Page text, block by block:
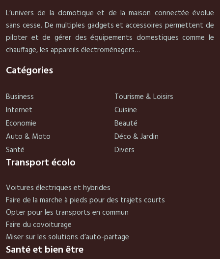
L’univers de la domotique et de la maison connectée évolue
sans cesse. De multiples gadgets et accessoires permettent de
piloter et de gérer des équipements domestiques comme le
chauffage, les appareils électroménagers…
Catégories
Business
Internet
Economie
Auto & Moto
Santé
Tourisme & Loisirs
Cuisine
Beauté
Déco & Jardin
Divers
Transport écolo
Voitures électriques et hybrides
Faire de la marche à pieds pour des trajets courts
Opter pour les transports en commun
Faire du covoiturage
Miser sur les solutions d’auto-partage
Santé et bien être